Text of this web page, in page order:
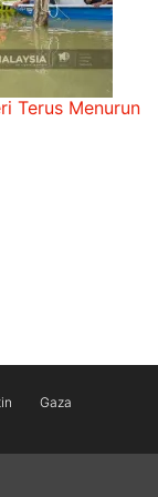
Terus Menurun
Gaza